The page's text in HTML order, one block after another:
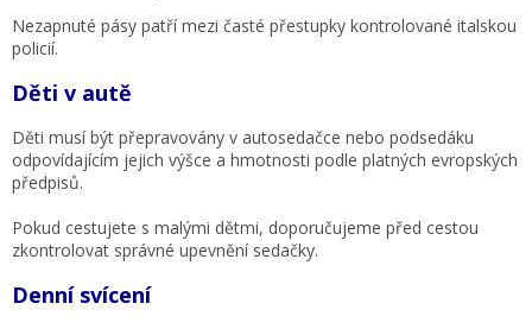
Nezapnuté pásy patří mezi časté přestupky kontrolované italskou
policií.
Děti v autě
Děti musí být přepravovány v autosedačce nebo podsedáku
odpovídajícím jejich výšce a hmotnosti podle platných evropských
předpisů.
Pokud cestujete s malými dětmi, doporučujeme před cestou
zkontrolovat správné upevnění sedačky.
Denní svícení